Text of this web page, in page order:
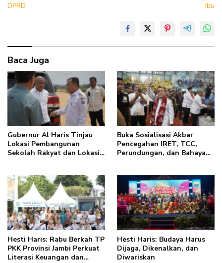
DPRD
Ibu
Baca Juga
Gubernur Al Haris Tinjau
Lokasi Pembangunan
Sekolah Rakyat dan Lokasi
Buka Sosialisasi Akbar
Pencegahan IRET, TCC,
Perundungan, dan Bahaya
anakku bisa jaga diri, 60%
masa depan sudah ada di
tangan”
Hesti Haris: Rabu Berkah TP
PKK Provinsi Jambi Perkuat
Literasi Keuangan dan
Hesti Haris: Budaya Harus
Dijaga, Dikenalkan, dan
Diwariskan